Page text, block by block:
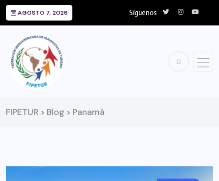
AGOSTO 7, 2026 Síguenos
FIPETUR > Blog > Panamá